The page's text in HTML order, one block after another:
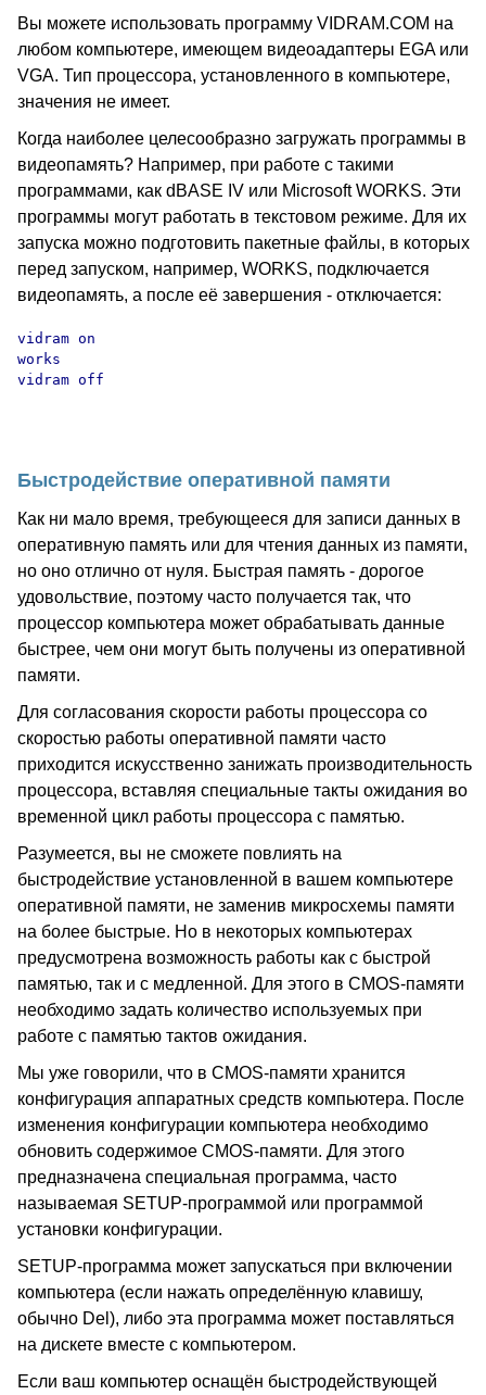
Вы можете использовать программу VIDRAM.COM на
любом компьютере, имеющем видеоадаптеры EGA или
VGA. Тип процессора, установленного в компьютере,
значения не имеет.
Когда наиболее целесообразно загружать программы в
видеопамять? Например, при работе с такими
программами, как dBASE IV или Microsoft WORKS. Эти
программы могут работать в текстовом режиме. Для их
запуска можно подготовить пакетные файлы, в которых
перед запуском, например, WORKS, подключается
видеопамять, а после её завершения - отключается:
vidram on
works
vidram off
Быстродействие оперативной памяти
Как ни мало время, требующееся для записи данных в
оперативную память или для чтения данных из памяти,
но оно отлично от нуля. Быстрая память - дорогое
удовольствие, поэтому часто получается так, что
процессор компьютера может обрабатывать данные
быстрее, чем они могут быть получены из оперативной
памяти.
Для согласования скорости работы процессора со
скоростью работы оперативной памяти часто
приходится искусственно занижать производительность
процессора, вставляя специальные такты ожидания во
временной цикл работы процессора с памятью.
Разумеется, вы не сможете повлиять на
быстродействие установленной в вашем компьютере
оперативной памяти, не заменив микросхемы памяти
на более быстрые. Но в некоторых компьютерах
предусмотрена возможность работы как с быстрой
памятью, так и с медленной. Для этого в CMOS-памяти
необходимо задать количество используемых при
работе с памятью тактов ожидания.
Мы уже говорили, что в CMOS-памяти хранится
конфигурация аппаратных средств компьютера. После
изменения конфигурации компьютера необходимо
обновить содержимое CMOS-памяти. Для этого
предназначена специальная программа, часто
называемая SETUP-программой или программой
установки конфигурации.
SETUP-программа может запускаться при включении
компьютера (если нажать определённую клавишу,
обычно Del), либо эта программа может поставляться
на дискете вместе с компьютером.
Если ваш компьютер оснащён быстродействующей